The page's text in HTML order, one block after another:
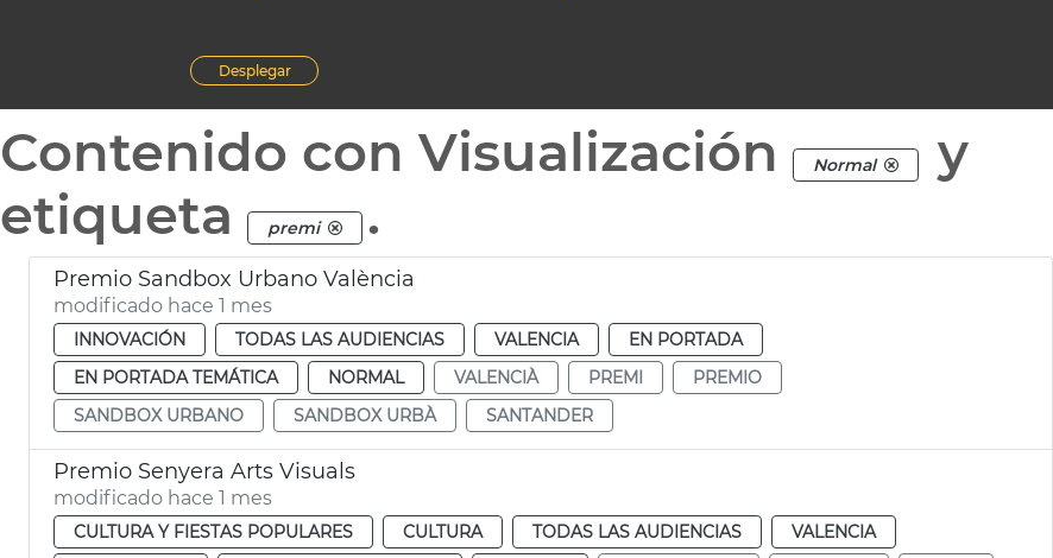
Desplegar
Contenido con Visualización Normal
y
etiqueta
premi .
Premio Sandbox Urbano València
modificado hace 1 mes
INNOVACIÓN TODAS LAS AUDIENCIAS VALENCIA
EN PORTADA
EN PORTADA TEMÁTICA
NORMAL VALENCIÀ PREMI
PREMIO
SANDBOX URBANO
SANDBOX URBÀ SANTANDER
Premio Senyera Arts Visuals
modificado hace 1 mes
CULTURA Y FIESTAS POPULARES CULTURA TODAS LAS AUDIENCIAS
VALENCIA